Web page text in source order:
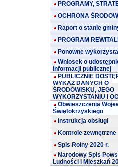
PROGRAMY,
OCHRONA
Raport o stanie
PROGRAM
Ponowne
Wniosek o
informacji publicznej
PUBLICZNIE
WYKAZ DANYCH O
ŚRODOWISKU, JEGO
WYKORZYSTANIU I
Obwieszczenia
Świętokrzyskiego
Instrukcja obsługi
Kontrole zewnętrzne
Spis Rolny 2020 r.
Narodowy Spis
Ludności i Mieszkań